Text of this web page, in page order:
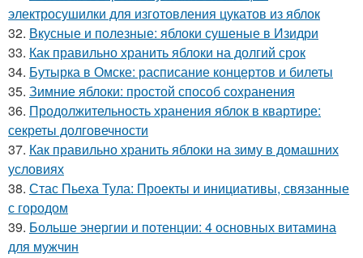
электросушилки для изготовления цукатов из яблок
32. Вкусные и полезные: яблоки сушеные в Изидри
33. Как правильно хранить яблоки на долгий срок
34. Бутырка в Омске: расписание концертов и билеты
35. Зимние яблоки: простой способ сохранения
36. Продолжительность хранения яблок в квартире:
секреты долговечности
37. Как правильно хранить яблоки на зиму в домашних
условиях
38. Стас Пьеха Тула: Проекты и инициативы, связанные
с городом
39. Больше энергии и потенции: 4 основных витамина
для мужчин